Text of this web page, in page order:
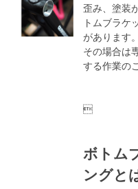
歪み、塗装
トムブラケ
があります。
その場合は
する作業の

ボトム
ングと